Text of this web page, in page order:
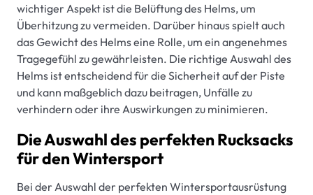
wichtiger Aspekt ist die Belüftung des Helms, um
Überhitzung zu vermeiden. Darüber hinaus spielt auch
das Gewicht des Helms eine Rolle, um ein angenehmes
Tragegefühl zu gewährleisten. Die richtige Auswahl des
Helms ist entscheidend für die Sicherheit auf der Piste
und kann maßgeblich dazu beitragen, Unfälle zu
verhindern oder ihre Auswirkungen zu minimieren.
Die Auswahl des perfekten Rucksacks
für den Wintersport
Bei der Auswahl der perfekten Wintersportausrüstung